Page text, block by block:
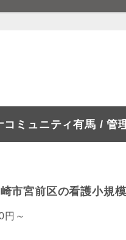
ミュニティ有馬 / 管
市宮前区の看護小規
円～